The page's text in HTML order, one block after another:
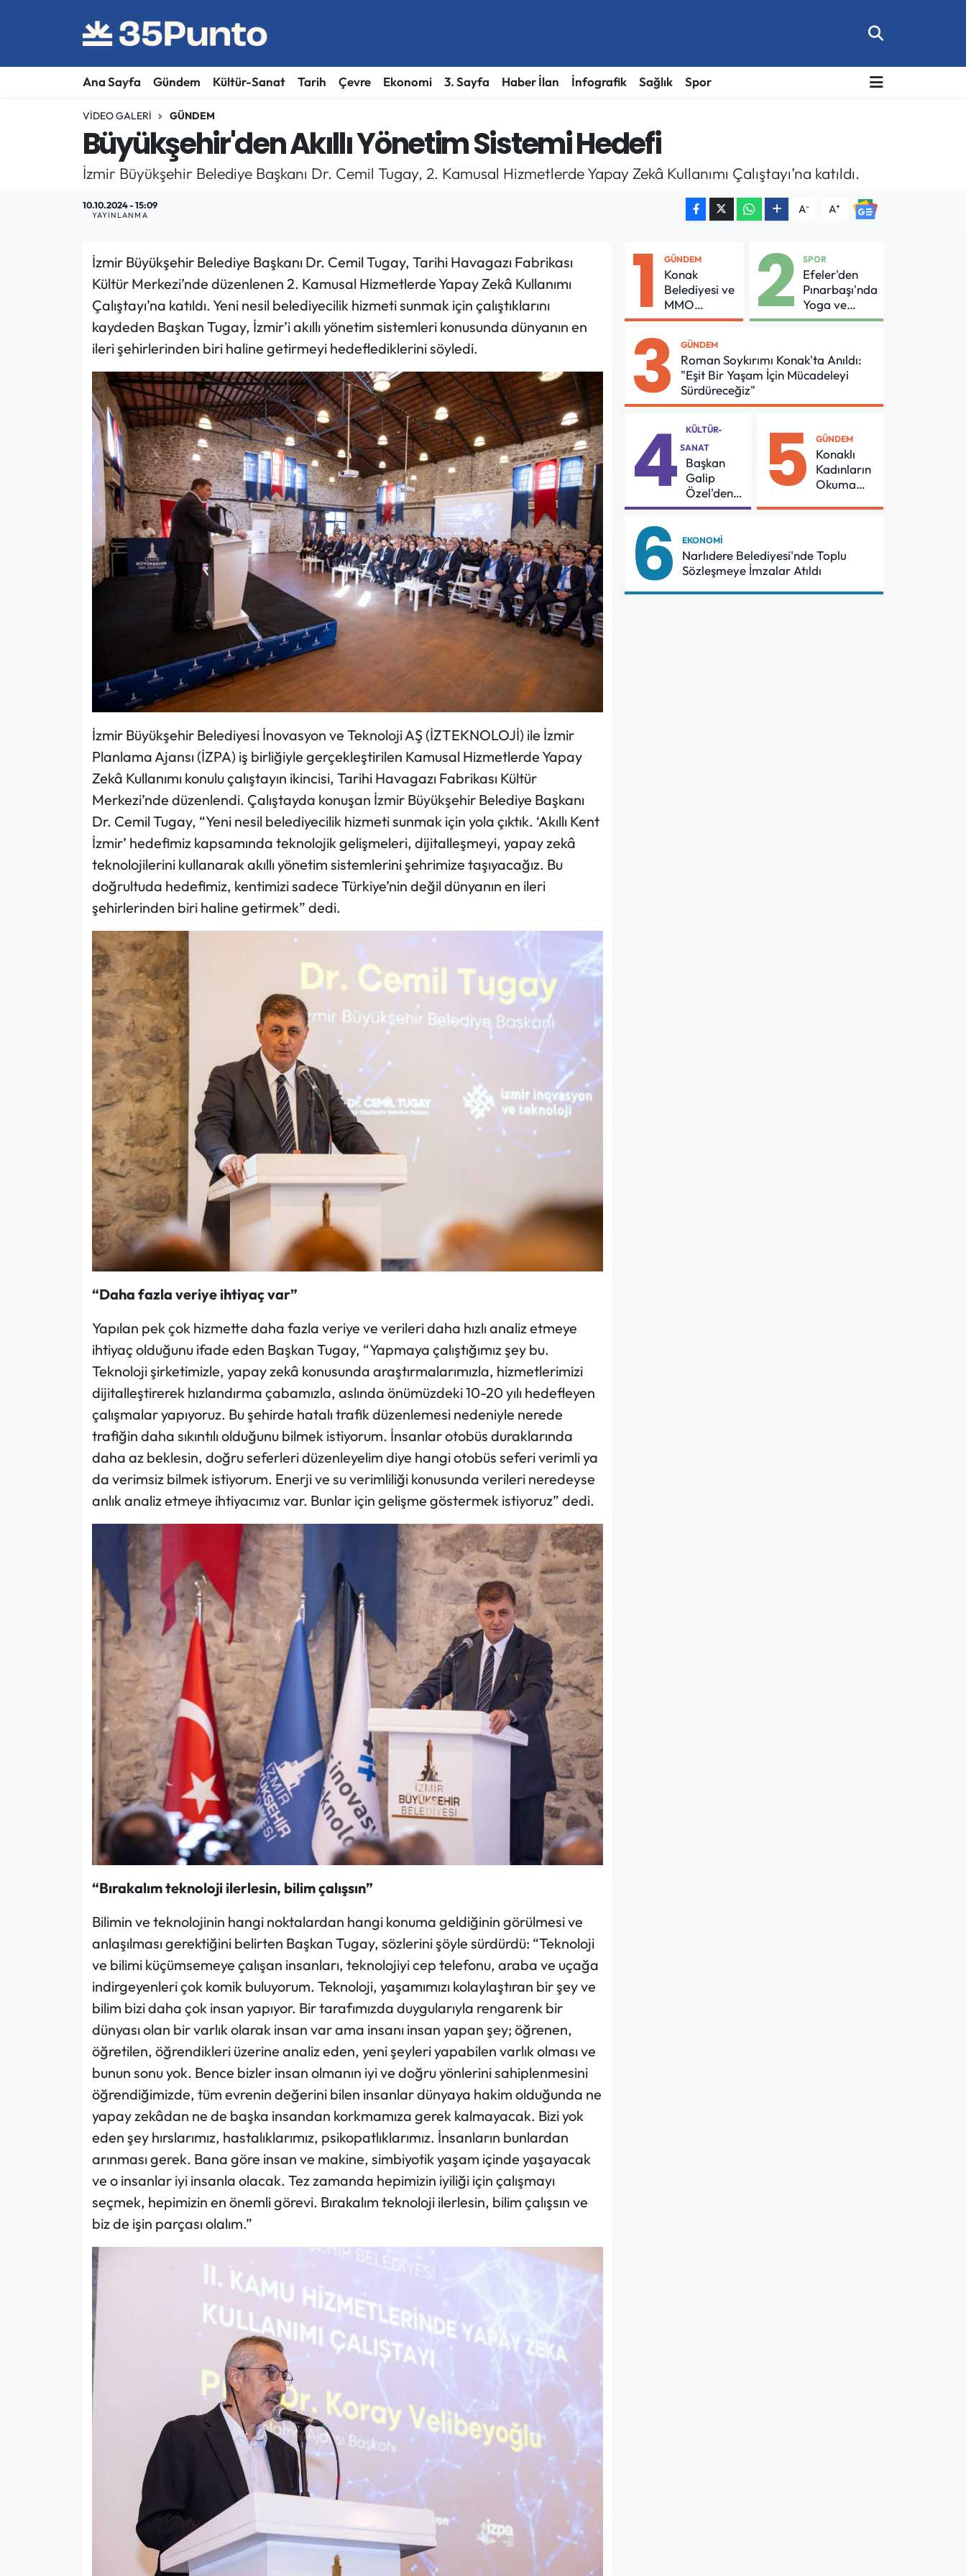
Ana Sayfa Gündem Kültür-Sanat Tarih Çevre Ekonomi 3. Sayfa Haber İlan İnfografik Sağlık Spor
VIDEO GALERI GÜNDEM
Büyükşehir'den Akıllı Yönetim Sistemi Hedefi
İzmir Büyükşehir Belediye Başkanı Dr. Cemil Tugay, 2. Kamusal Hizmetlerde Yapay Zekâ Kullanımı Çalıştayı’na katıldı.
10.10.2024 - 15:09
YAYINLANMA A- A+
İzmir Büyükşehir Belediye Başkanı Dr. Cemil Tugay, Tarihi Havagazı Fabrikası
Kültür Merkezi’nde düzenlenen 2. Kamusal Hizmetlerde Yapay Zekâ Kullanımı
Çalıştayı’na katıldı. Yeni nesil belediyecilik hizmeti sunmak için çalıştıklarını
kaydeden Başkan Tugay, İzmir’i akıllı yönetim sistemleri konusunda dünyanın en
ileri şehirlerinden biri haline getirmeyi hedeflediklerini söyledi.
İzmir Büyükşehir Belediyesi İnovasyon ve Teknoloji AŞ (İZTEKNOLOJİ) ile İzmir
Planlama Ajansı (İZPA) iş birliğiyle gerçekleştirilen Kamusal Hizmetlerde Yapay
Zekâ Kullanımı konulu çalıştayın ikincisi, Tarihi Havagazı Fabrikası Kültür
Merkezi’nde düzenlendi. Çalıştayda konuşan İzmir Büyükşehir Belediye Başkanı
Dr. Cemil Tugay, “Yeni nesil belediyecilik hizmeti sunmak için yola çıktık. ‘Akıllı Kent
İzmir’ hedefimiz kapsamında teknolojik gelişmeleri, dijitalleşmeyi, yapay zekâ
teknolojilerini kullanarak akıllı yönetim sistemlerini şehrimize taşıyacağız. Bu
doğrultuda hedefimiz, kentimizi sadece Türkiye’nin değil dünyanın en ileri
şehirlerinden biri haline getirmek” dedi.
“Daha fazla veriye ihtiyaç var”
Yapılan pek çok hizmette daha fazla veriye ve verileri daha hızlı analiz etmeye
ihtiyaç olduğunu ifade eden Başkan Tugay, “Yapmaya çalıştığımız şey bu.
Teknoloji şirketimizle, yapay zekâ konusunda araştırmalarımızla, hizmetlerimizi
dijitalleştirerek hızlandırma çabamızla, aslında önümüzdeki 10-20 yılı hedefleyen
çalışmalar yapıyoruz. Bu şehirde hatalı trafik düzenlemesi nedeniyle nerede
trafiğin daha sıkıntılı olduğunu bilmek istiyorum. İnsanlar otobüs duraklarında
daha az beklesin, doğru seferleri düzenleyelim diye hangi otobüs seferi verimli ya
da verimsiz bilmek istiyorum. Enerji ve su verimliliği konusunda verileri neredeyse
anlık analiz etmeye ihtiyacımız var. Bunlar için gelişme göstermek istiyoruz” dedi.
“Bırakalım teknoloji ilerlesin, bilim çalışsın”
Bilimin ve teknolojinin hangi noktalardan hangi konuma geldiğinin görülmesi ve
anlaşılması gerektiğini belirten Başkan Tugay, sözlerini şöyle sürdürdü: “Teknoloji
ve bilimi küçümsemeye çalışan insanları, teknolojiyi cep telefonu, araba ve uçağa
indirgeyenleri çok komik buluyorum. Teknoloji, yaşamımızı kolaylaştıran bir şey ve
bilim bizi daha çok insan yapıyor. Bir tarafımızda duygularıyla rengarenk bir
dünyası olan bir varlık olarak insan var ama insanı insan yapan şey; öğrenen,
öğretilen, öğrendikleri üzerine analiz eden, yeni şeyleri yapabilen varlık olması ve
bunun sonu yok. Bence bizler insan olmanın iyi ve doğru yönlerini sahiplenmesini
öğrendiğimizde, tüm evrenin değerini bilen insanlar dünyaya hakim olduğunda ne
yapay zekâdan ne de başka insandan korkmamıza gerek kalmayacak. Bizi yok
eden şey hırslarımız, hastalıklarımız, psikopatlıklarımız. İnsanların bunlardan
arınması gerek. Bana göre insan ve makine, simbiyotik yaşam içinde yaşayacak
ve o insanlar iyi insanla olacak. Tez zamanda hepimizin iyiliği için çalışmayı
seçmek, hepimizin en önemli görevi. Bırakalım teknoloji ilerlesin, bilim çalışsın ve
biz de işin parçası olalım.”
1 GÜNDEM
Konak
Belediyesi ve
MMO
Arasında
Güvenliği İçin
Önemli
Protokol
2 SPOR
Efeler'den
Pınarbaşı'nda
Yoga ve
Pilates
3 GÜNDEM
Roman Soykırımı Konak'ta Anıldı:
"Eşit Bir Yaşam İçin Mücadeleyi
Sürdüreceğiz"
4
KÜLTÜR-
SANAT
Başkan
Galip
Özel'den
55
Çocuk
Şenliği
5 GÜNDEM
Konaklı
Kadınların
Okuma
Örnek
6 EKONOMI
Narlıdere Belediyesi'nde Toplu
Sözleşmeye İmzalar Atıldı